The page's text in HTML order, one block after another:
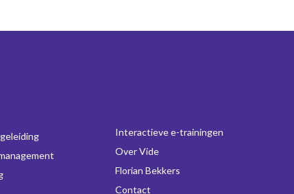
Interactieve e-trainingen
Over Vide
Florian Bekkers
Contact